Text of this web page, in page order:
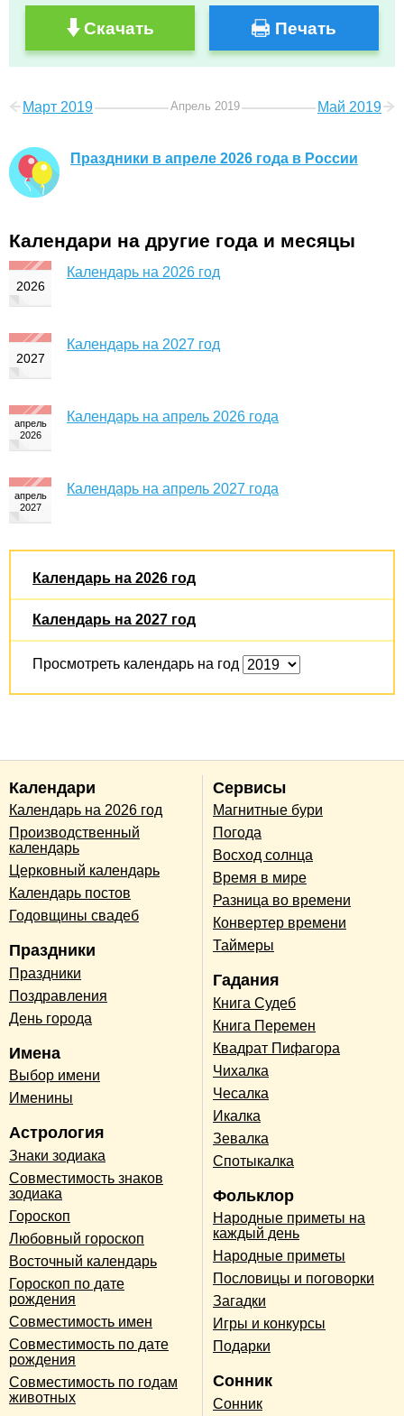
Скачать Печать
Март 2019 Апрель 2019 Май 2019
Праздники в апреле 2026 года в России
Календари на другие года и месяцы
Календарь на 2026 год
Календарь на 2027 год
Календарь на апрель 2026 года
Календарь на апрель 2027 года
Календарь на 2026 год
Календарь на 2027 год
Просмотреть календарь на год
Календари
Календарь на 2026 год
Производственный
календарь
Церковный календарь
Календарь постов
Годовщины свадеб
Праздники
Праздники
Поздравления
День города
Имена
Выбор имени
Именины
Астрология
Знаки зодиака
Совместимость знаков
зодиака
Гороскоп
Любовный гороскоп
Восточный календарь
Гороскоп по дате
рождения
Совместимость имен
Совместимость по дате
рождения
Совместимость по годам
животных
Сервисы
Магнитные бури
Погода
Восход солнца
Время в мире
Разница во времени
Конвертер времени
Таймеры
Гадания
Книга Судеб
Книга Перемен
Квадрат Пифагора
Чихалка
Чесалка
Икалка
Зевалка
Спотыкалка
Фольклор
Народные приметы на
каждый день
Народные приметы
Пословицы и поговорки
Загадки
Игры и конкурсы
Подарки
Сонник
Сонник